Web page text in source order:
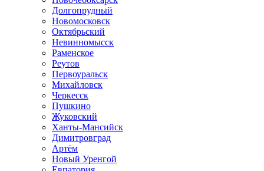
Долгопрудный
Новомосковск
Октябрьский
Невинномысск
Раменское
Реутов
Первоуральск
Михайловск
Черкесск
Пушкино
Жуковский
Ханты-Мансийск
Димитровград
Артём
Новый Уренгой